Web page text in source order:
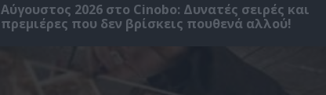
Αύγουστος 2026 στο Cinobo: Δυνατές σειρές και
πρεμιέρες που δεν βρίσκεις πουθενά αλλού!